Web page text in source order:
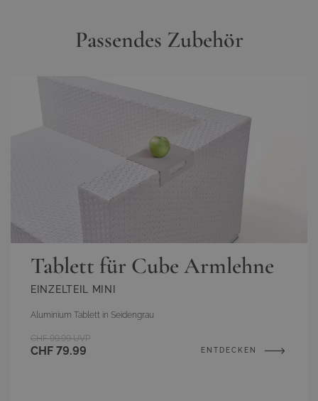
Passendes Zubehör
Tablett für Cube Armlehne
EINZELTEIL MINI
Aluminium Tablett in Seidengrau
CHF 79.99
CHF 99.99 UVP
ENTDECKEN